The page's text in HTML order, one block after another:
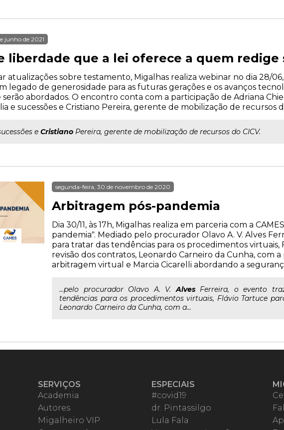
junho de 2021
liberdade que a lei oferece a quem
atualizações sobre testamento, Migalhas realiza webinar no dia 28/
legado de generosidade para as futuras gerações e os avanços
abordados. O encontro conta com a participação de Adriana
e sucessões e Cristiano Pereira, gerente de mobilização de recursos
e Cristiano Pereira, gerente de mobilização de recursos do CICV.
segunda-feira, 30 de novembro de 2020
Arbitragem pós-pandemia
Dia 30/11, às 17h, Migalhas realiza em parceria com a
pandemia". Mediado pelo procurador Olavo A. V. Alves
para tratar das tendências para os procedimentos virtuais,
revisão dos contratos, Leonardo Carneiro da Cunha, com
arbitragem virtual e Marcia Cicarelli abordando a
...pelo procurador Olavo A. V.AlvesFerreira, o evento
tendências para os procedimentos virtuais, Flávio Tartuce
Leonardo Carneiro da Cunha, com a...
SERVIÇOS
Academia
Autores
Migalheiro VIP
ESPECIAIS
#covid19
dr. Pintassilgo
Lula Fala